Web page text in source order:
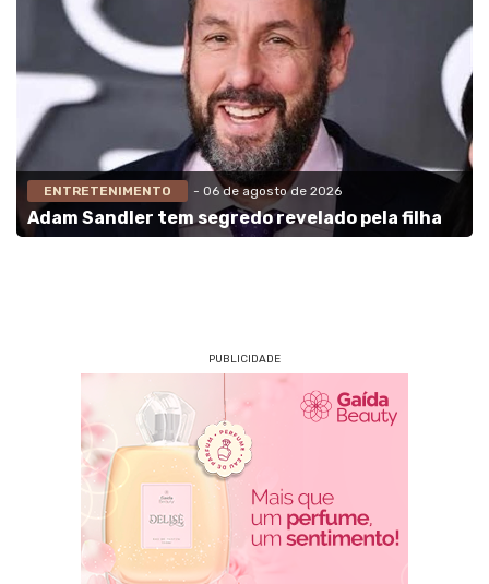
ENTRETENIMENTO - 06 de agosto de 2026
Adam Sandler tem segredo revelado pela filha
PUBLICIDADE